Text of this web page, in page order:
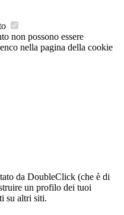
non possono essere
nella pagina della cookie
da DoubleClick (che è di
un profilo dei tuoi
su altri siti.